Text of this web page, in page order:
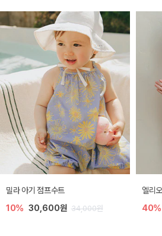
밀라 아기 점프수트
10% 30,600원 34,000원
엘리
40%